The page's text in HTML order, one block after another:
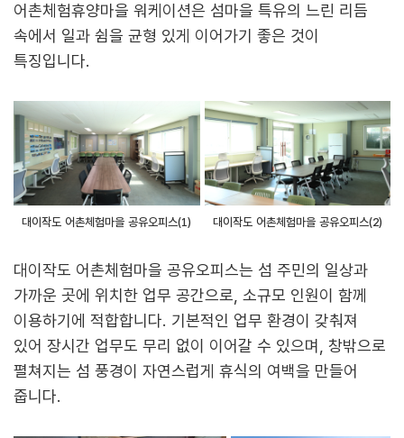
어촌체험휴양마을 워케이션은 섬마을 특유의 느린 리듬
속에서 일과 쉼을 균형 있게 이어가기 좋은 것이
특징입니다.
대이작도 어촌체험마을 공유오피스(1) 대이작도 어촌체험마을 공유오피스(2)
대이작도 어촌체험마을 공유오피스는 섬 주민의 일상과
가까운 곳에 위치한 업무 공간으로, 소규모 인원이 함께
이용하기에 적합합니다. 기본적인 업무 환경이 갖춰져
있어 장시간 업무도 무리 없이 이어갈 수 있으며, 창밖으로
펼쳐지는 섬 풍경이 자연스럽게 휴식의 여백을 만들어
줍니다.